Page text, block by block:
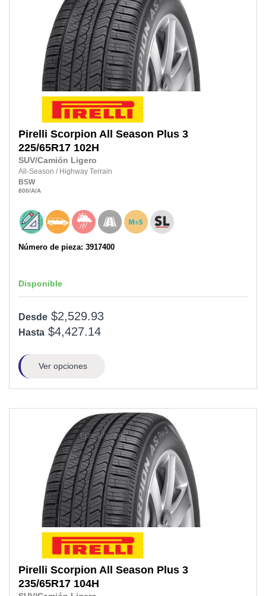
Pirelli Scorpion All Season Plus 3
225/65R17 102H
SUV/Camión Ligero
All-Season / Highway Terrain
BSW
800/A/A
Número de pieza: 3917400
Disponible
Desde $2,529.93
Hasta $4,427.14
Ver opciones
Pirelli Scorpion All Season Plus 3
235/65R17 104H